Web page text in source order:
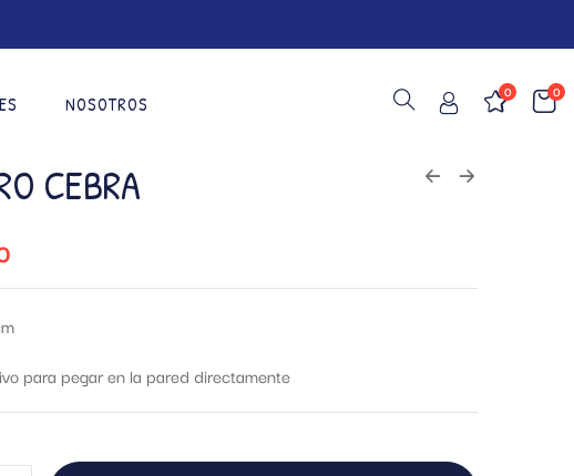
NOSOTROS
0
0
CEBRA
para pegar en la pared directamente